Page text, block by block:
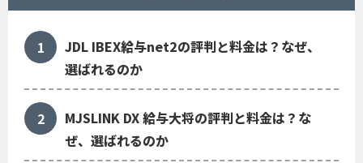
JDL IBEX給与net2の評判と料金は？なぜ、
選ばれるのか
MJSLINK DX 給与大将の評判と料金は？な
ぜ、選ばれるのか